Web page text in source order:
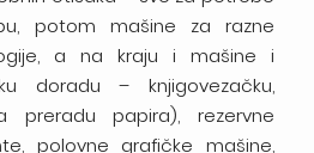
potom mašine za razne
a na kraju i mašine i
doradu – knjigovezačku,
preradu papira), rezervne
polovne grafičke mašine,